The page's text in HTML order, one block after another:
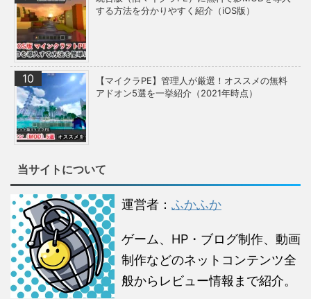
する方法を分かりやすく紹介（iOS版）
【マイクラPE】管理人が厳選！オススメの無料
アドオン5選を一挙紹介（2021年時点）
当サイトについて
運営者： ふかふか
ゲーム、HP・ブログ制作、動画
制作などのネットコンテンツ全
般からレビュー情報まで紹介。